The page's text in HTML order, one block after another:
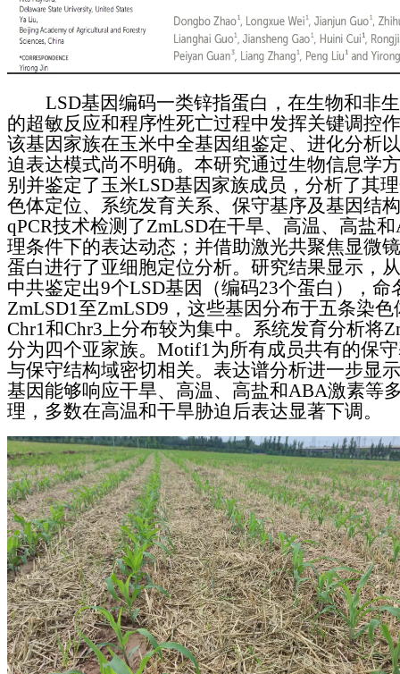
LSD基因编码一类锌指蛋白，在生物和非
的超敏反应和程序性死亡过程中发挥关键调控
该基因家族在玉米中全基因组鉴定、进化分析
迫表达模式尚不明确。本研究通过生物信息学
别并鉴定了玉米LSD基因家族成员，分析了其
色体定位、系统发育关系、保守基序及基因结
qPCR技术检测了ZmLSD在干旱、高温、高盐
理条件下的表达动态；并借助激光共聚焦显微
蛋白进行了亚细胞定位分析。研究结果显示，
中共鉴定出9个LSD基因（编码23个蛋白），命
ZmLSD1至ZmLSD9，这些基因分布于五条染色
Chr1和Chr3上分布较为集中。系统发育分析将
分为四个亚家族。Motif1为所有成员共有的保
与保守结构域密切相关。表达谱分析进一步显
基因能够响应干旱、高温、高盐和ABA激素等
理，多数在高温和干旱胁迫后表达显著下调。